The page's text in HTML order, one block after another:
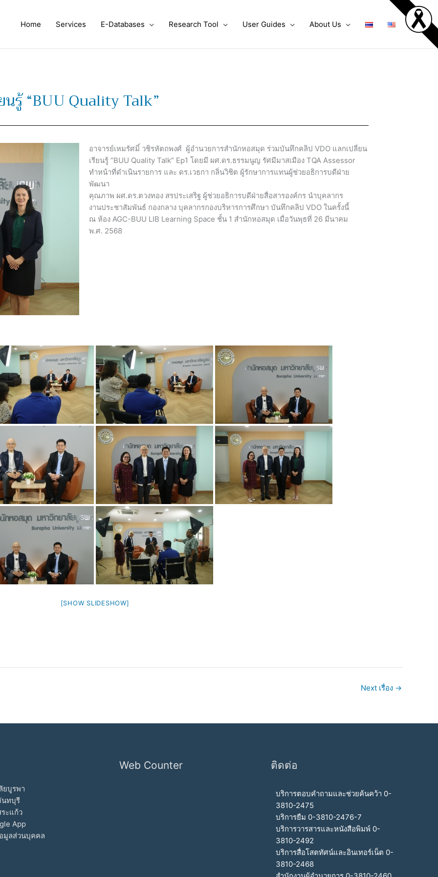
Home Services E-Databases Research Tool User Guides About Us
นรู้ “BUU Quality Talk”
อาจารย์เหมรัศมิ์ วชิรหัตถพงศ์ ผู้อำนวยการสำนักหอสมุด ร่วมบันทึกคลิป VDO แลกเปลี่ยน
เรียนรู้ “BUU Quality Talk” Ep1 โดยมี ผศ.ดร.ธรรมนูญ รัศมีมาสเมือง TQA Assessor
ทำหน้าที่ดำเนินรายการ และ ดร.เวธกา กลิ่นวิชิต ผู้รักษาการแทนผู้ช่วยอธิการบดีฝ่าย
พัฒนา
คุณภาพ ผศ.ดร.ตวงทอง สรประเสริฐ ผู้ช่วยอธิการบดีฝ่ายสื่อสารองค์กร นำบุคลากร
งานประชาสัมพันธ์ กองกลาง บุคลากรกองบริหารการศึกษา บันทึกคลิป VDO ในครั้งนี้
ณ ห้อง AGC-BUU LIB Learning Space ชั้น 1 สำนักหอสมุด เมื่อวันพุธที่ 26 มีนาคม
พ.ศ. 2568
[SHOW SLIDESHOW]
Next เรื่อง →
ยบูรพา
นทบุรี
ะแก้ว
App
มูลส่วนบุคคล
Web Counter ติดต่อ
บริการตอบคำถามและช่วยค้นคว้า 0-
3810-2475
บริการยืม 0-3810-2476-7
บริการวารสารและหนังสือพิมพ์ 0-
3810-2492
บริการสื่อโสตทัศน์และอินเทอร์เน็ต 0-
3810-2468